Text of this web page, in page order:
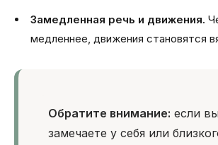
Замедленная речь и движения.
медленнее, движения становятся
Обратите внимание: если
замечаете у себя или